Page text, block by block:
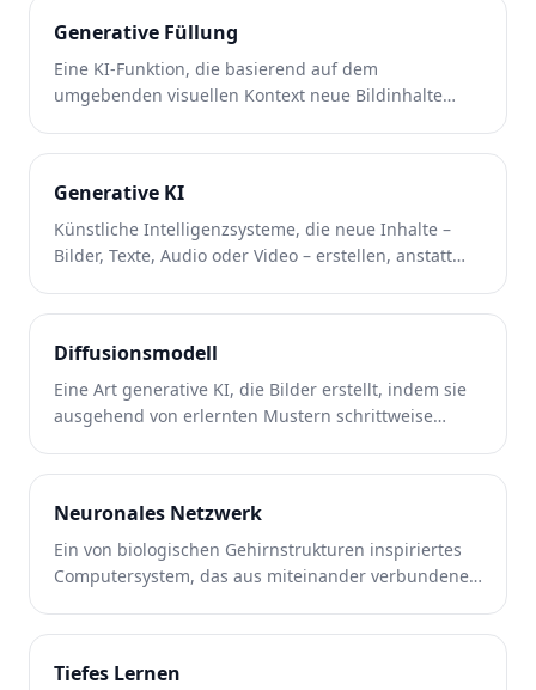
Generative Füllung
Eine KI-Funktion, die basierend auf dem
umgebenden visuellen Kontext neue Bildinhalte
Generative KI
Künstliche Intelligenzsysteme, die neue Inhalte –
Bilder, Texte, Audio oder Video – erstellen, anstatt
Diffusionsmodell
Eine Art generative KI, die Bilder erstellt, indem sie
ausgehend von erlernten Mustern schrittweise
entfernt.
Neuronales Netzwerk
Ein von biologischen Gehirnstrukturen inspiriertes
Computersystem, das aus miteinander verbundenen
verarbeiten.
Tiefes Lernen